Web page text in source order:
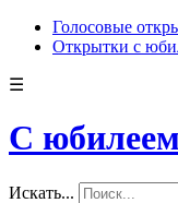
Голосовые
Открытки с
☰
С юбилеем
Искать...